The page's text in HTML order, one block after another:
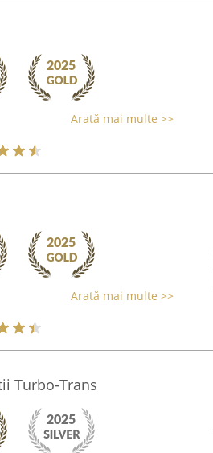
Arată mai multe >>
Arată mai multe >>
Turbo-Trans